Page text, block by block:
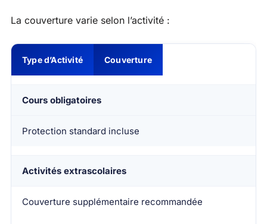
La couverture varie selon l’activité :
Type d’Activité Couverture
Cours obligatoires
Protection standard incluse
Activités extrascolaires
Couverture supplémentaire recommandée